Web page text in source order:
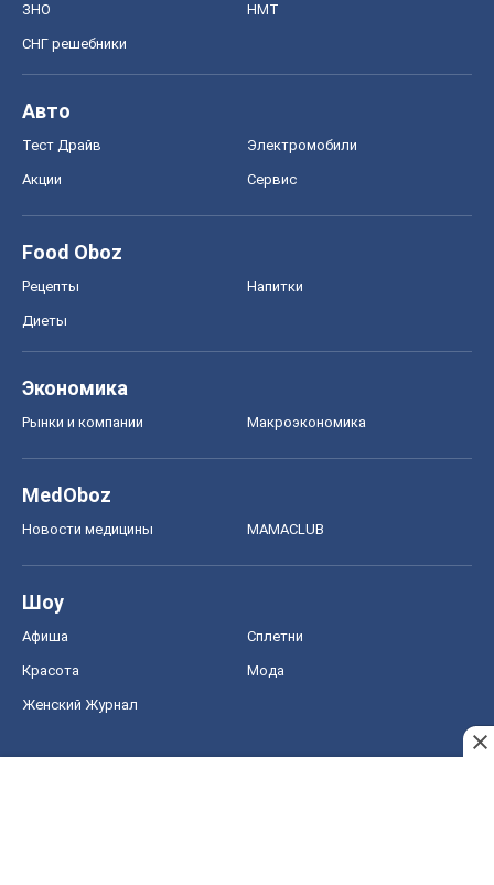
ЗНО НМТ
СНГ решебники
Авто
Тест Драйв Электромобили
Акции Сервис
Food Oboz
Рецепты Напитки
Диеты
Экономика
Рынки и компании Mакроэкономика
MedOboz
Новости медицины MAMACLUB
Шоу
Афиша Сплетни
Красота Мода
Женский Журнал